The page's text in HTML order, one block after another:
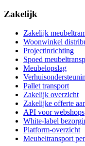
Zakelijk
Zakelijk
Woonwinkel
Projectinrichting
Spoed
Meubelopslag
Pallet transport
Zakelijk overzicht
Zakelijke offerte
API voor webshops
White-label
Platform-overzicht
Meubeltransport